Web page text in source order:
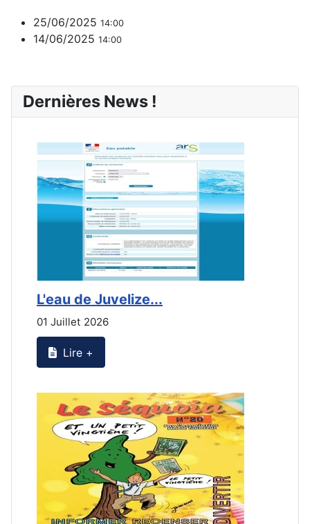
25/06/2025 14:00
14/06/2025 14:00
Dernières News !
L'eau de Juvelize...
01 Juillet 2026
Lire +